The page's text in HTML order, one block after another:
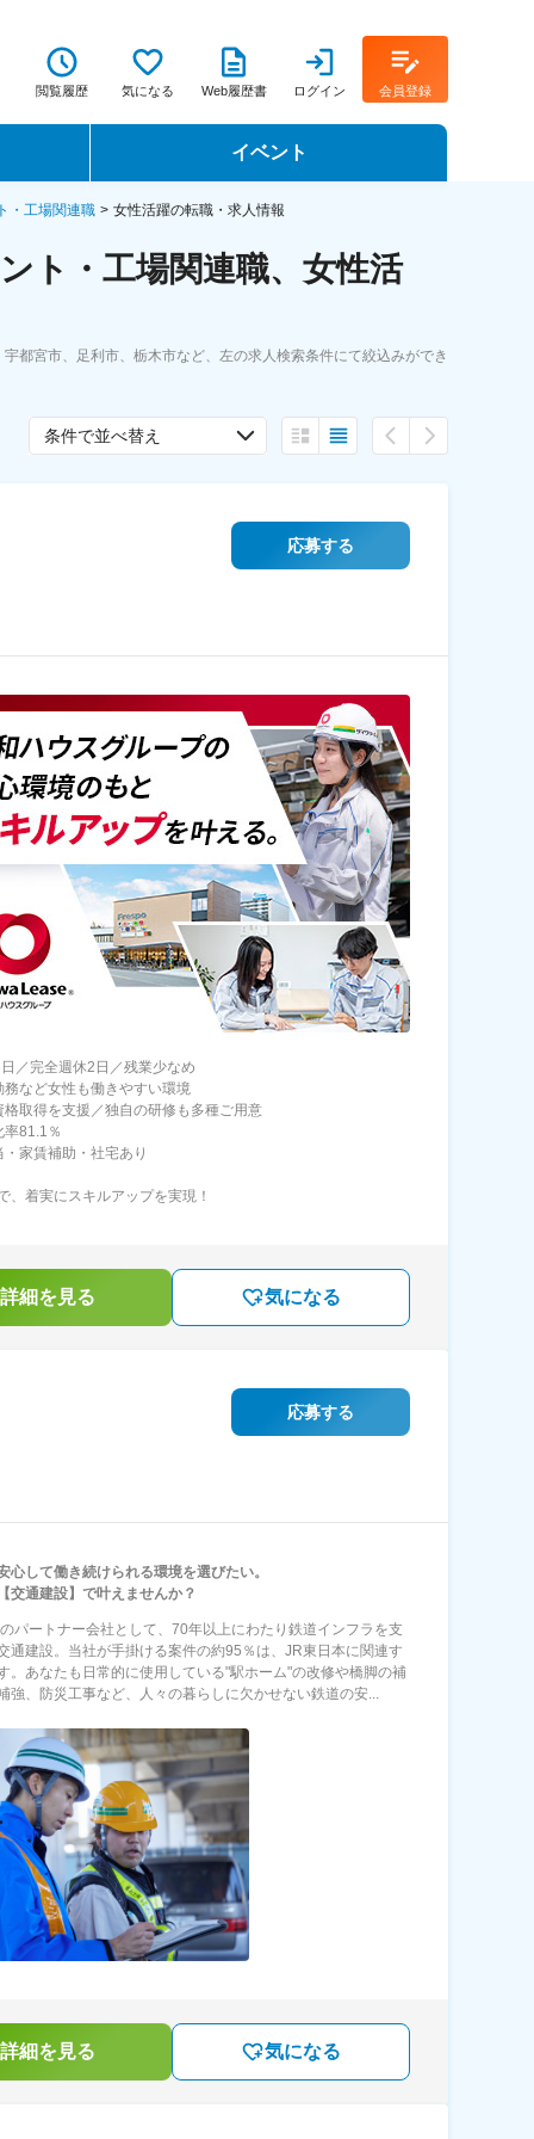
閲覧履歴 気になる Web履歴書 ログイン 会員登録
イベント
転職イベント・転職セミナー
転職フェア
・工場関連職 女性活躍の転職・求人情報
ト・工場関連職、女性活
都宮市、足利市、栃木市など、左の求人検索条件にて絞込みができ
条件で並べ替え
応募する
／完全週休2日／残業少なめ
務など女性も働きやすい環境
格取得を支援／独自の研修も多種ご用意
率81.1％
家賃補助・社宅あり
、着実にスキルアップを実現！
細を見る 気になる
応募する
心して働き続けられる環境を選びたい。
交通建設】で叶えませんか？
パートナー会社として、70年以上にわたり鉄道インフラを支
通建設。当社が手掛ける案件の約95％は、JR東日本に関連す
。あなたも日常的に使用している"駅ホーム"の改修や橋脚の補
強、防災工事など、人々の暮らしに欠かせない鉄道の安...
細を見る 気になる